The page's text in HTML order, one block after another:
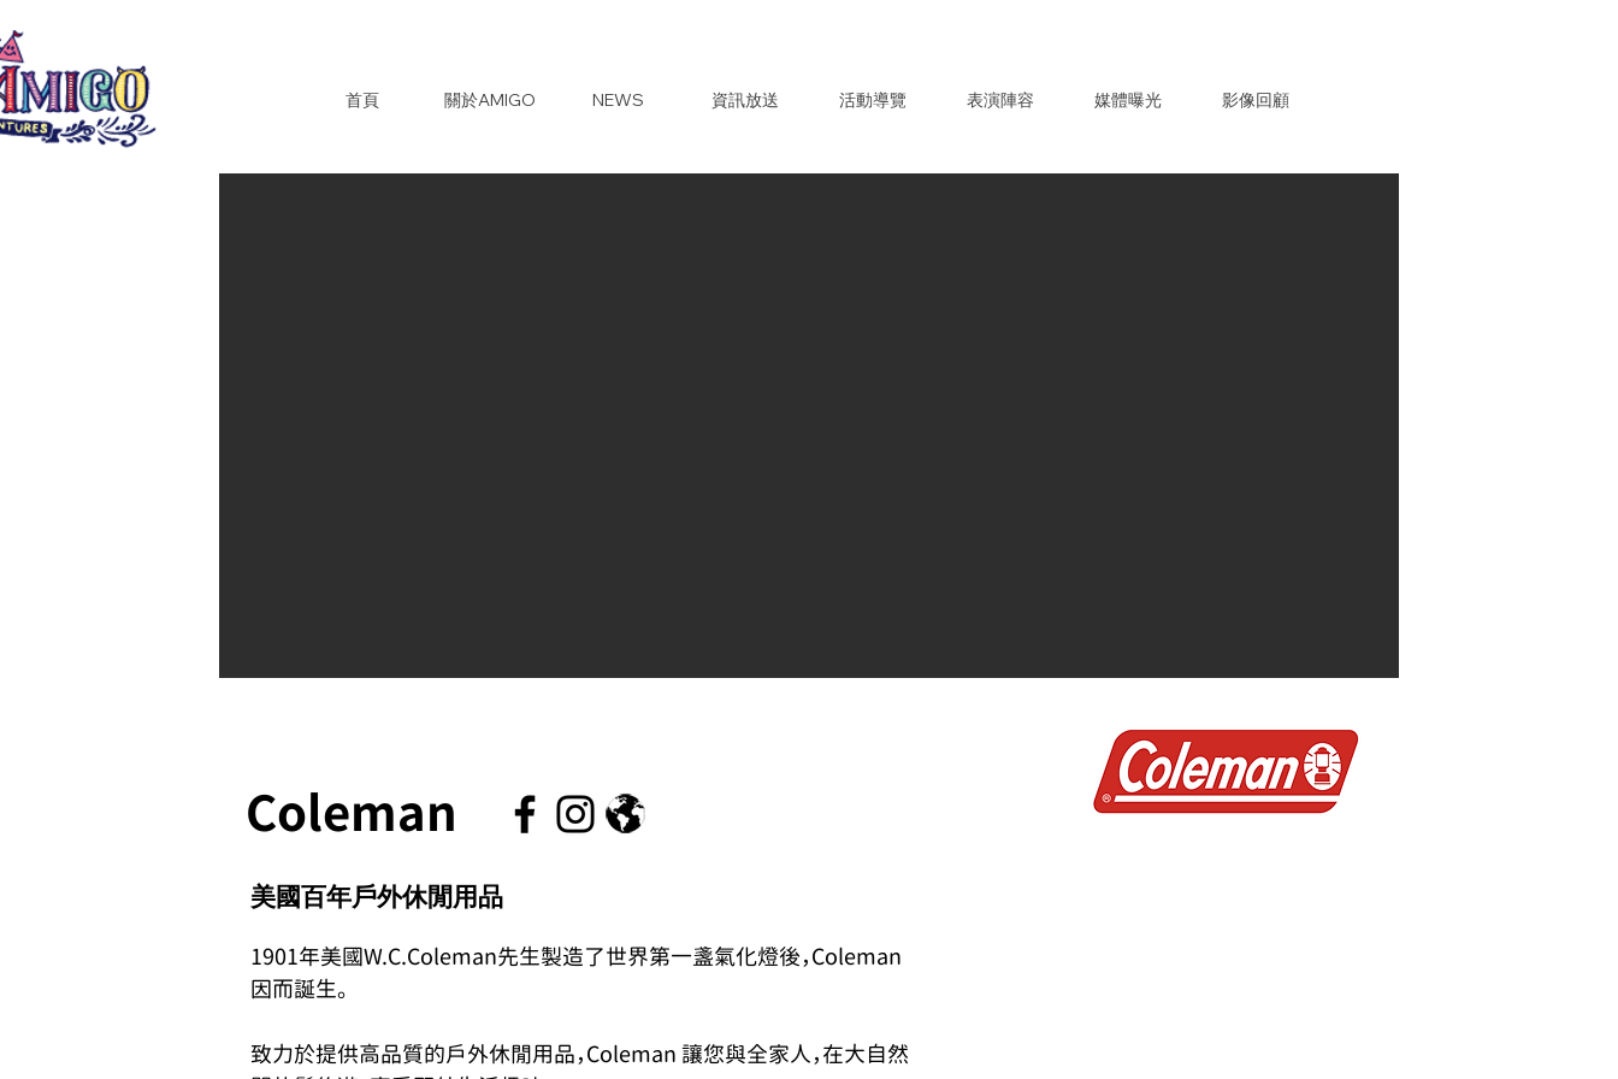
首頁 關於AMIGO NEWS 資訊放送 活動導覽 表演陣容 媒體曝光 影像回顧
Coleman
美國百年戶外休閒用品
1901年美國W.C.Coleman先生製造了世界第一盞氣化燈後，Coleman
因而誕生。
致力於提供高品質的戶外休閒用品，Coleman 讓您與全家人，在大自然